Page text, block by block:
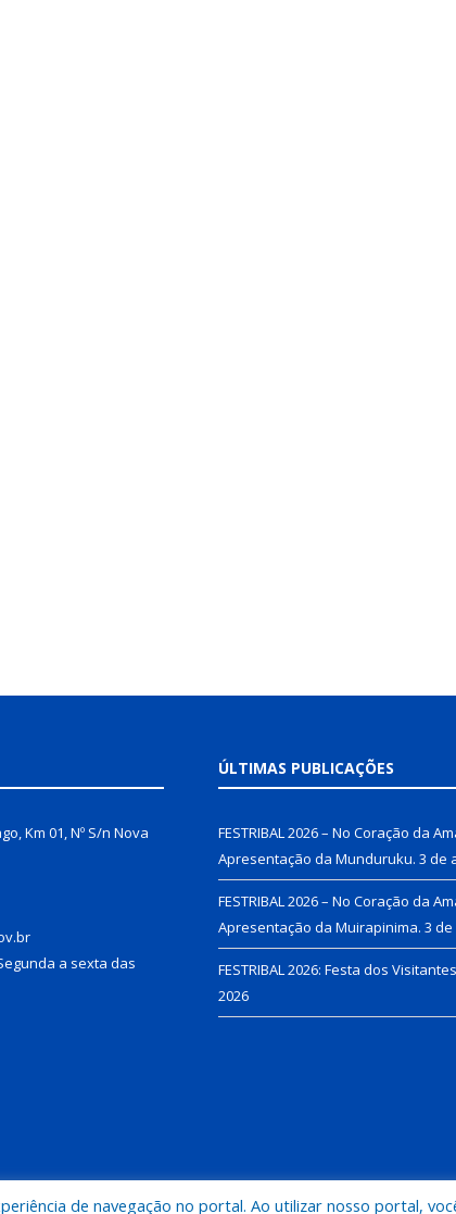
Km 01, Nº S/n Nova
a sexta das
ÚLTIMAS PUBLICAÇÕES
FESTRIBAL 2026 – No Coração da
Apresentação da Munduruku. 3 de
FESTRIBAL 2026 – No Coração da
Apresentação da Muirapinima. 3
FESTRIBAL 2026: Festa dos
2026
de navegação no portal. Ao utilizar nosso portal,